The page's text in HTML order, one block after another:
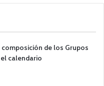
composición de los Grupos
calendario